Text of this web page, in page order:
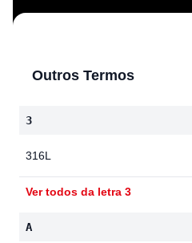
Outros Termos
3
316L
Ver todos da letra 3
A